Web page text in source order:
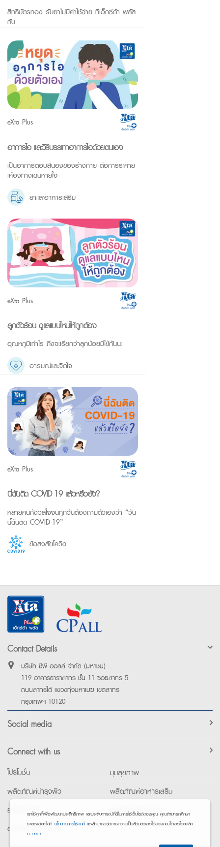
สิทธิบัตรทอง รับยาไม่มีค่าใช้จ่าย ที่เอ็กซ์ต้า พลัส
กับ
eXta Plus
อาการไอ และวิธีบรรเทาอาการไอด้วยตนเอง
เป็นอาการตอบสนองของร่างกาย ต่อการระคาย
เคืองทางเดินหายใจ
ยาและอาหารเสริม
eXta Plus
ลูกตัวร้อน ดูแลแบบไหนให้ถูกต้อง
อุณหภูมิเท่าไร ถึงจะเรียกว่าลูกน้อยมีไข้กันนะ
อารมณ์และจิตใจ
eXta Plus
นี่ฉันติด COVID-19 แล้วหรือยัง?
หลายคนกังวลใจจนทุกวันต้องถามตัวเองว่า “วัน
นี้ฉันติด COVID-19”
ข้อสงสัยโควิด
Contact Details
บริษัท ซีพี ออลล์ จำกัด (มหาชน)
119 อาคารธาราสาทร ชั้น 11 ซอยสาทร 5
ถนนสาทรใต้ แขวงทุ่งมหาเมฆ เขตสาทร
กรุงเทพฯ 10120
Social media
Connect with us
โปรโมชั่น
มุมสุขภาพ
ผลิตภัณฑ์บำรุงผิว
ผลิตภัณฑ์อาหารเสริม
ยาใช้เฉพาะที่
อุปกรณ์เพื่อสุขภาพ
อาหารทางการแพทย์
เราใช้คุกกี้เพื่อพัฒนาประสิทธิภาพ และประสบการณ์ที่ดีในการใช้เว็บไซต์ของคุณ คุณสามารถศึกษา
รายละเอียดได้ที่ นโยบายการใช้คุกกี้ และสามารถจัดการความเป็นส่วนตัวเองได้ของคุณได้เองโดยคลิก
ที่ ตั้งค่า